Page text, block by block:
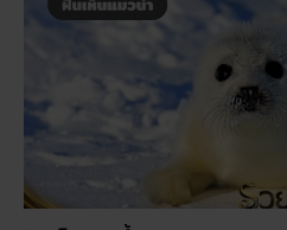
ฝันเห็นแมวน้ำ เปิดดวงชะตา ก